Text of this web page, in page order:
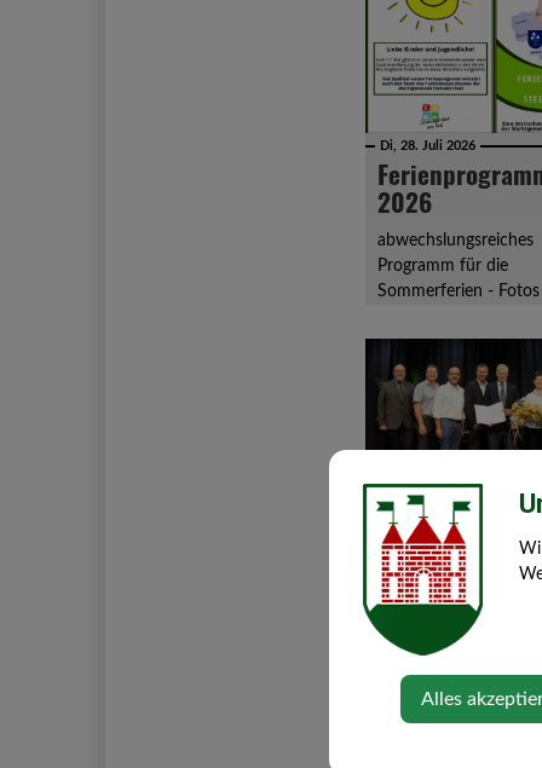
Di, 28. Juli 2026
2026
abwechslungsreiches
Programm für die
Sommerferien - Fotos
Di, 21. Juli 2026
Abschied in der
Mittelschule
Pensionierungen und
Verleihung des Titels
Alles